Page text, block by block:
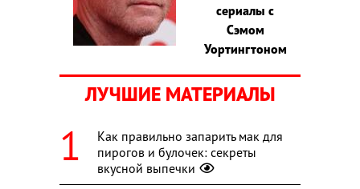
сериалы с
Сэмом
Уортингтоном
ЛУЧШИЕ МАТЕРИАЛЫ
Как правильно запарить мак для
пирогов и булочек: секреты
вкусной выпечки